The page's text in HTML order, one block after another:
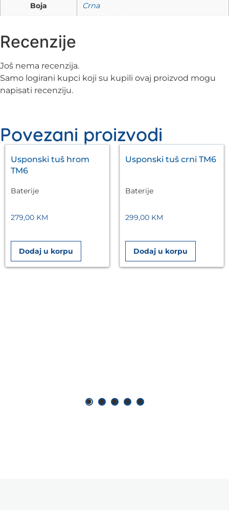
Boja Crna
Recenzije
Još nema recenzija.
Samo logirani kupci koji su kupili ovaj proizvod mogu
napisati recenziju.
Povezani proizvodi
Usponski tuš hrom
TM6
Baterije
279,00 KM
Dodaj u korpu
Usponski tuš crni TM6
Baterije
299,00 KM
Dodaj u korpu